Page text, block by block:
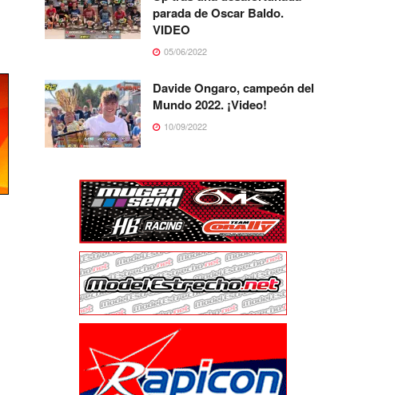
parada de Oscar Baldo.
VIDEO
05/06/2022
Davide Ongaro, campeón del
Mundo 2022. ¡Video!
10/09/2022